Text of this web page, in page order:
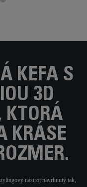
KEFA S
3D
KTORÁ
KRÁSE
nástroj navrhnutý tak,